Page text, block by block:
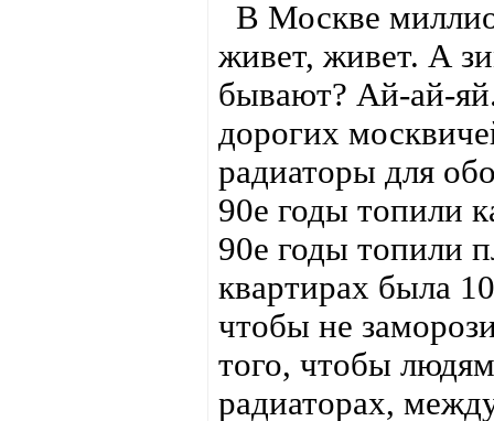
В Москве
живет, живет. А
бывают? Ай-ай-
дорогих
радиаторы для
90е годы топили
90е годы топили
квартирах была
чтобы не
того, чтобы
радиаторах,